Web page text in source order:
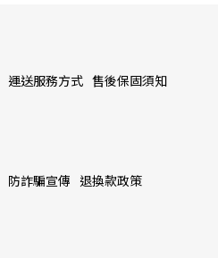
運送服務方式 售後保固須知
防詐騙宣傳 退換款政策